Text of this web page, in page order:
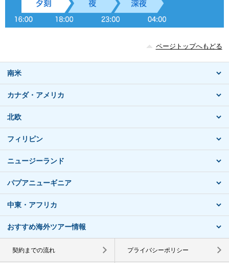
ページトップへもどる
南米
カナダ・アメリカ
北欧
フィリピン
ニュージーランド
パプアニューギニア
中東・アフリカ
おすすめ海外ツアー情報
契約までの流れ プライバシーポリシー